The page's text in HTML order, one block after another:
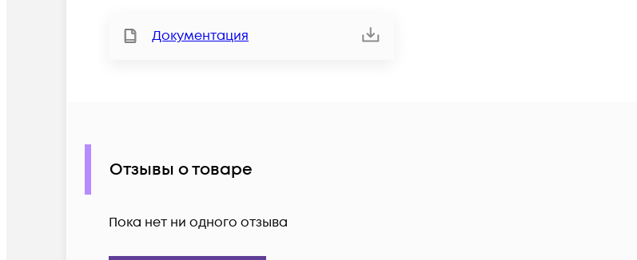
Документация
Отзывы о товаре
Пока нет ни одного отзыва